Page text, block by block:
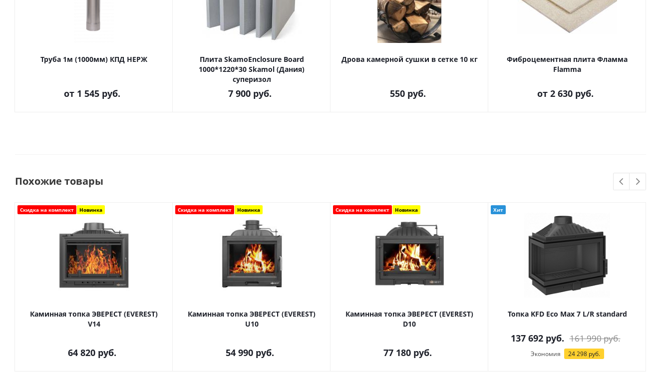
Труба 1м (1000мм) КПД НЕРЖ
от 1 545 руб.
Плита SkamoEnclosure Board
1000*1220*30 Skamol (Дания)
суперизол
7 900 руб.
Дрова камерной сушки в сетке 10 кг
550руб.
Фиброцементная плита Фламма
Flamma
от 2 630 руб.
Похожие товары
Скидка на комплект Новинка
Каминная топка ЭВЕРЕСТ (EVEREST)
V14
64 820 руб.
Скидка на комплект Новинка
Каминная топка ЭВЕРЕСТ (EVEREST)
U10
54 990 руб.
Скидка на комплект Новинка
Каминная топка ЭВЕРЕСТ (EVEREST)
D10
77 180 руб.
Хит
Топка KFD Eco Max 7 L/R standard
137 692руб. 161 990руб.
Экономия 24 298руб.